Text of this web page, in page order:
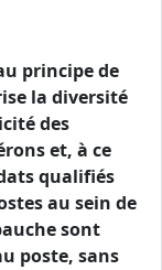
principe de
la diversité
des
et, à ce
qualifiés
au sein de
sont
poste, sans